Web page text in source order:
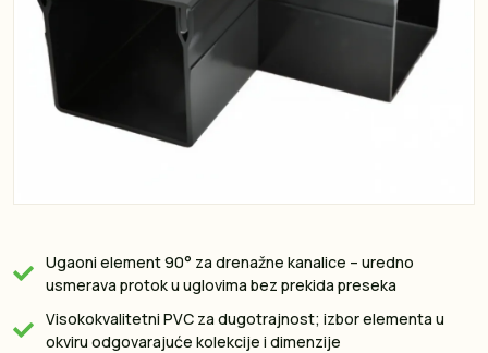
Ugaoni element 90° za drenažne kanalice – uredno
usmerava protok u uglovima bez prekida preseka
Visokokvalitetni PVC za dugotrajnost; izbor elementa u
okviru odgovarajuće kolekcije i dimenzije